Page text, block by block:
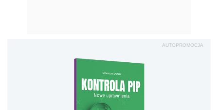
AUTOPROMOCJA